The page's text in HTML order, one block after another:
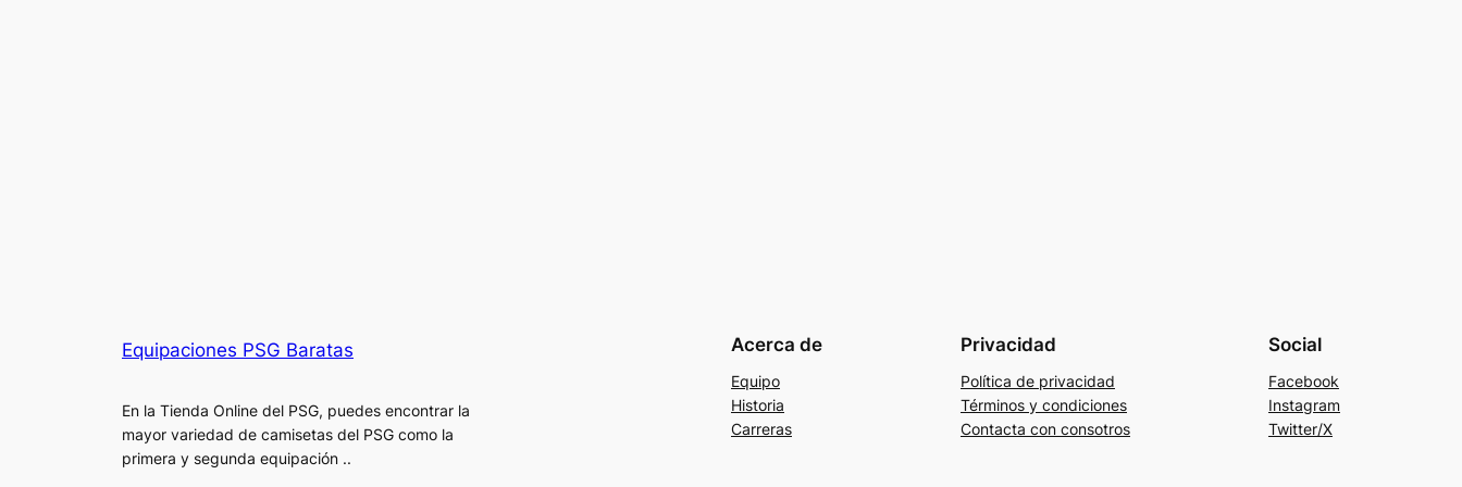
Equipaciones PSG Baratas
En la Tienda Online del PSG, puedes encontrar la
mayor variedad de camisetas del PSG como la
primera y segunda equipación ..
Acerca de
Equipo
Historia
Carreras
Privacidad
Política de privacidad
Términos y condiciones
Contacta con consotros
Social
Facebook
Instagram
Twitter/X